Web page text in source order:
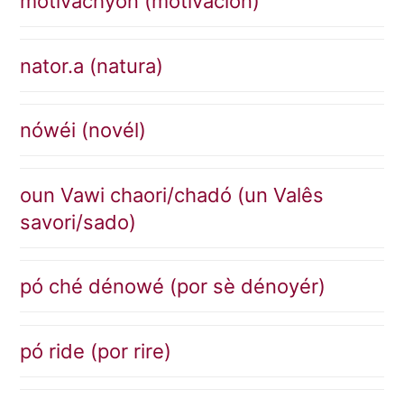
nator.a (natura)
nówéi (novél)
oun Vawi chaori/chadó (un Valês
savori/sado)
pó ché dénowé (por sè dénoyér)
pó ride (por rire)